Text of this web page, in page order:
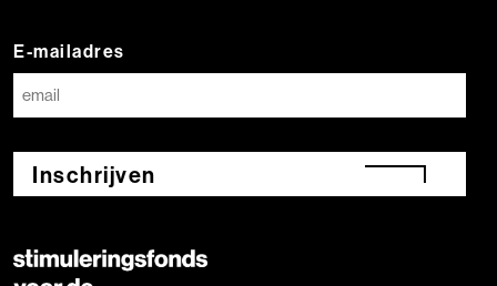
E-mailadres
Inschrijven